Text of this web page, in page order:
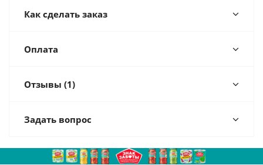
Как сделать заказ
Оплата
Отзывы (1)
Задать вопрос